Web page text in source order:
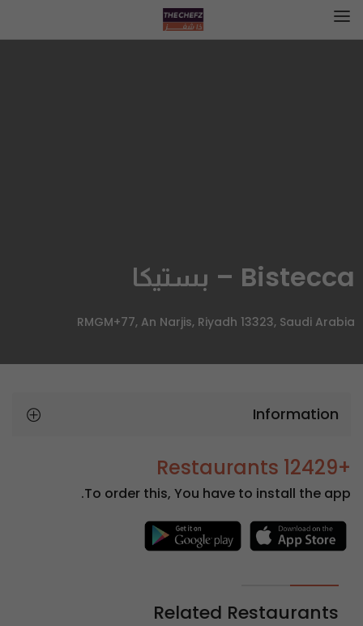
Bistecca – بستيكا
RMGM+77, An Narjis, Riyadh 13323, Saudi Arabia
Information
+12429 Restaurants
To order this, You have to install the app.
Related Restaurants